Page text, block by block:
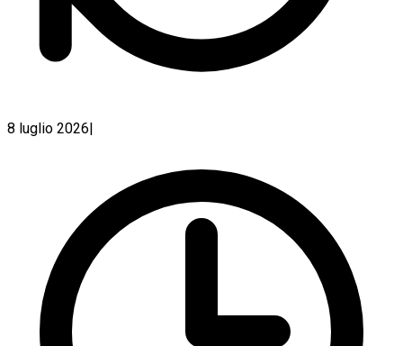
8 luglio 2026